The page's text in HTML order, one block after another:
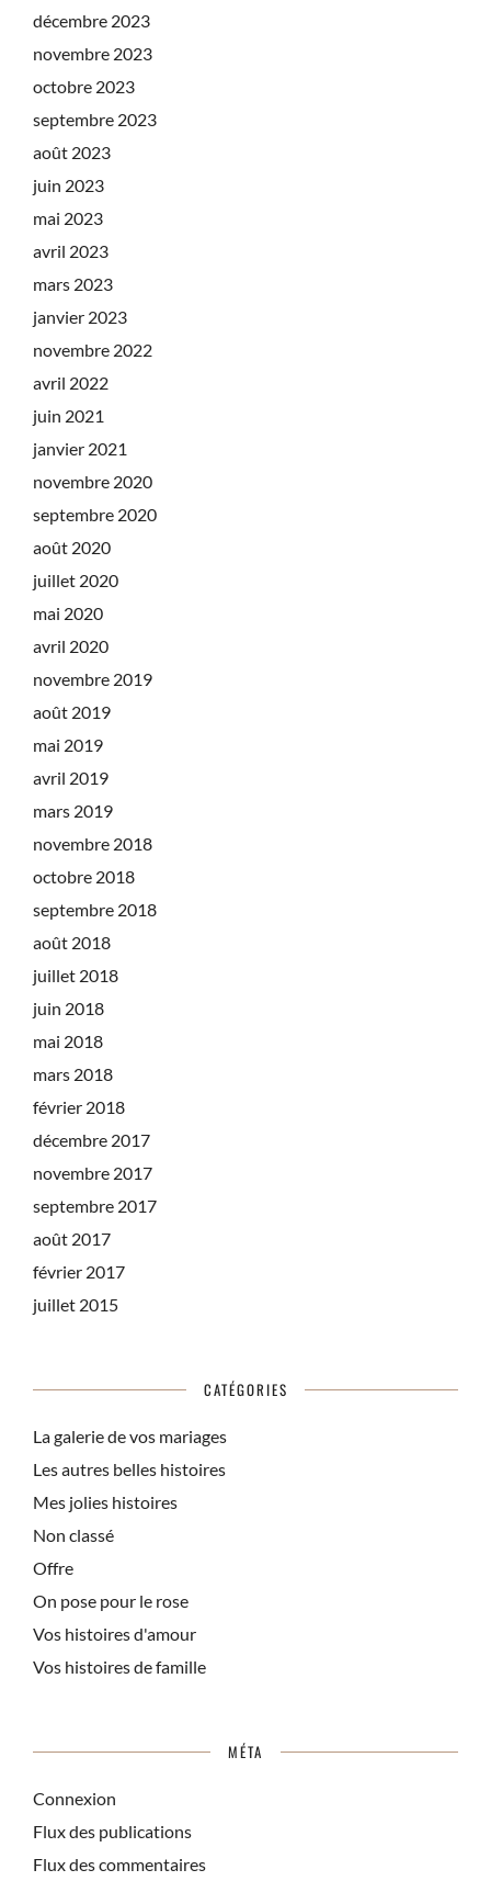
décembre 2023
novembre 2023
octobre 2023
septembre 2023
août 2023
juin 2023
mai 2023
avril 2023
mars 2023
janvier 2023
novembre 2022
avril 2022
juin 2021
janvier 2021
novembre 2020
septembre 2020
août 2020
juillet 2020
mai 2020
avril 2020
novembre 2019
août 2019
mai 2019
avril 2019
mars 2019
novembre 2018
octobre 2018
septembre 2018
août 2018
juillet 2018
juin 2018
mai 2018
mars 2018
février 2018
décembre 2017
novembre 2017
septembre 2017
août 2017
février 2017
juillet 2015
CATÉGORIES
La galerie de vos mariages
Les autres belles histoires
Mes jolies histoires
Non classé
Offre
On pose pour le rose
Vos histoires d'amour
Vos histoires de famille
MÉTA
Connexion
Flux des publications
Flux des commentaires